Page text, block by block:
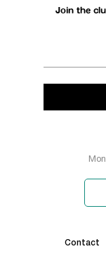
Join the
Contact